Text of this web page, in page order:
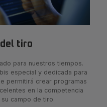
tiro
para nuestros tiempos.
especial y dedicada para
permitirá crear programas
en la competencia
campo de tiro.